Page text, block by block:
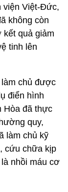
viện Việt-Đức,
không còn
kết quả giảm
tinh lên
chủ được
điển hình
Hòa đã thực
quy,
làm chủ kỹ
cứu chữa kịp
nhồi máu cơ